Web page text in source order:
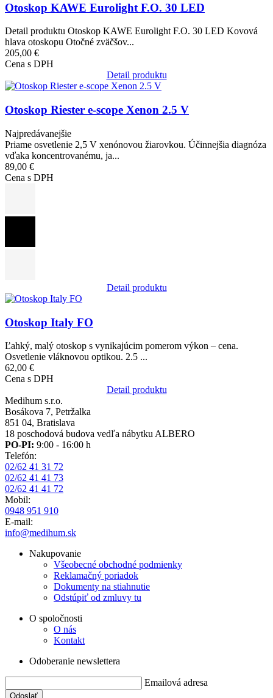
Otoskop KAWE Eurolight F.O. 30 LED
Detail produktu Otoskop KAWE Eurolight F.O. 30 LED Kovová
hlava otoskopu Otočné zväčšov...
205,00 €
Cena s DPH
Detail produktu
Obrázok
Otoskop Riester e-scope Xenon 2.5 V
Najpredávanejšie
Priame osvetlenie 2,5 V xenónovou žiarovkou. Účinnejšia diagnóza
vďaka koncentrovanému, ja...
89,00 €
Cena s DPH
Detail produktu
Obrázok
Otoskop Italy FO
Ľahký, malý otoskop s vynikajúcim pomerom výkon – cena.
Osvetlenie vláknovou optikou. 2.5 ...
62,00 €
Cena s DPH
Detail produktu
Medihum s.r.o.
Bosákova 7, Petržalka
851 04, Bratislava
18 poschodová budova vedľa nábytku ALBERO
PO-PI: 9:00 - 16:00 h
Telefón:
02/62 41 31 72
02/62 41 41 73
02/62 41 41 72
Mobil:
0948 951 910
E-mail:
info@medihum.sk
Nakupovanie
Všeobecné obchodné podmienky
Reklamačný poriadok
Dokumenty na stiahnutie
Odstúpiť od zmluvy tu
O spoločnosti
O nás
Kontakt
Odoberanie newslettera
Emailová adresa